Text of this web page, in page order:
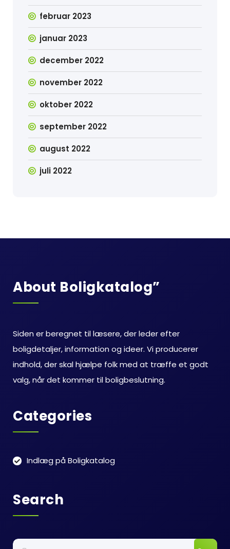
februar 2023
januar 2023
december 2022
november 2022
oktober 2022
september 2022
august 2022
juli 2022
About Boligkatalog”
Siden er beregnet til læsere, der leder efter
boligdetaljer, information og ideer. Vi producerer
indhold, der skal hjælpe folk med at træffe et godt
valg, når det kommer til boligbeslutning.
Categories
Indlæg på Boligkatalog
Search
Søg